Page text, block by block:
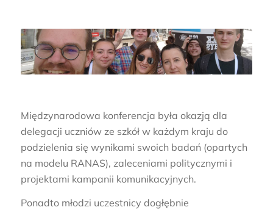
Międzynarodowa konferencja była okazją dla
delegacji uczniów ze szkół w każdym kraju do
podzielenia się wynikami swoich badań (opartych
na modelu RANAS), zaleceniami politycznymi i
projektami kampanii komunikacyjnych.
Ponadto młodzi uczestnicy dogłębnie